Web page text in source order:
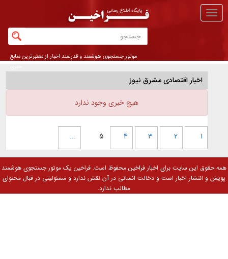
منو
اصلی
موتور جستجوی هوشمند و قدرتمند اخبار از معتبرترین منابع
اخبار اقتصادی مشرق نیوز
هیچ خبری وجود ندارد
1
2
3
4
5
...
همه حقوق این سایت برای اخبار فراخین محفوظ است. فراخین یک موتور جستجوی هوشمند
پویش و انتشار اخبار است و دخالت انسانی در آن نقش ندارد و مسئولیتی در قبال محتوای
مطالب ندارد.